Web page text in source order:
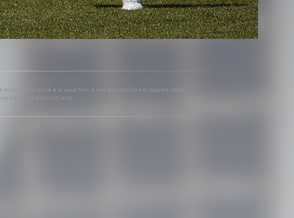
faça referència a la seua font, a més de contindre el següent enllaç:
permet la seua reutilització.